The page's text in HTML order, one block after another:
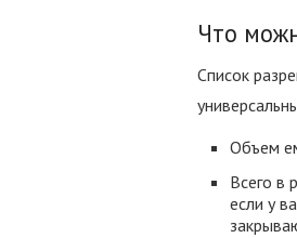
Что
Список
Объем
Всего в
если у